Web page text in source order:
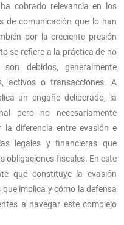
cobrado relevancia en los
de comunicación que lo han
por la creciente presión
se refiere a la práctica de no
debidos, generalmente
activos o transacciones. A
un engaño deliberado, la
pero no necesariamente
la diferencia entre evasión e
legales y financieras que
obligaciones fiscales. En este
qué constituye la evasión
implica y cómo la defensa
a navegar este complejo